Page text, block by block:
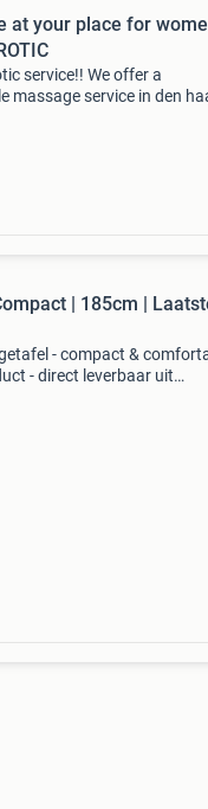
at your place for
service!! We offer a
massage service in den
| 185cm |
- compact &
- direct leverbaar uit